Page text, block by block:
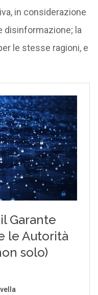
in considerazione
disinformazione; la
le stesse ragioni, e